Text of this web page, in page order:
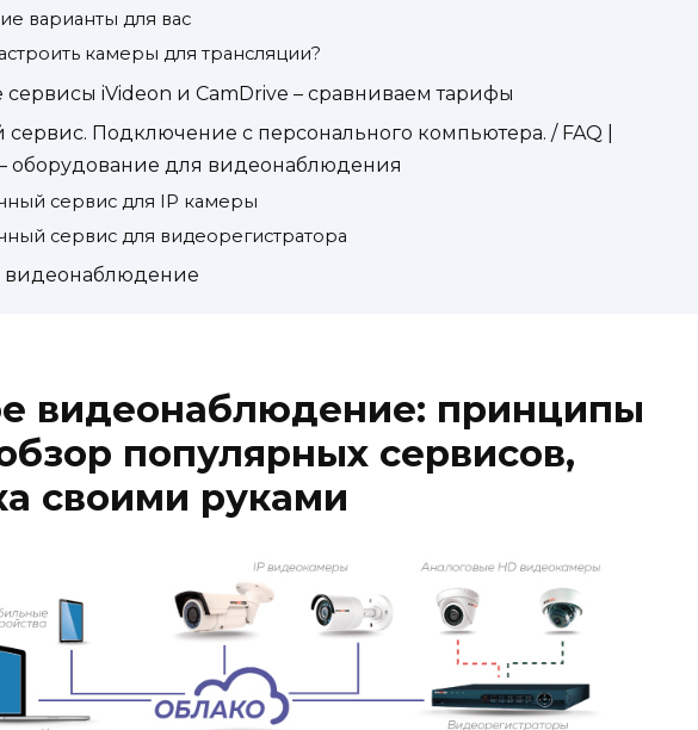
варианты для вас
камеры для трансляции?
iVideon и CamDrive – сравниваем тарифы
Подключение с персонального компьютера. / FAQ |
оборудование для видеонаблюдения
сервис для IP камеры
сервис для видеорегистратора
видеонаблюдение
видеонаблюдение: принципы
популярных сервисов,
своими руками